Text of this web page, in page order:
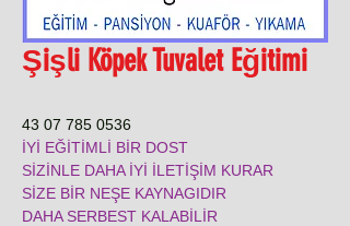
Şişli Köpek Tuvalet Eğitimi
0536 785 07 43
İYİ EĞİTİMLİ BİR DOST
SİZİNLE DAHA İYİ İLETİŞİM KURAR
SİZE BİR NEŞE KAYNAGIDIR
DAHA SERBEST KALABİLİR